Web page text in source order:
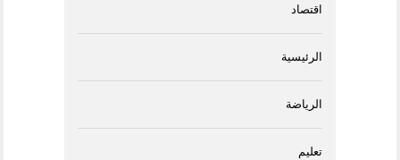
اقتصاد
الرئيسية
الرياضة
تعليم